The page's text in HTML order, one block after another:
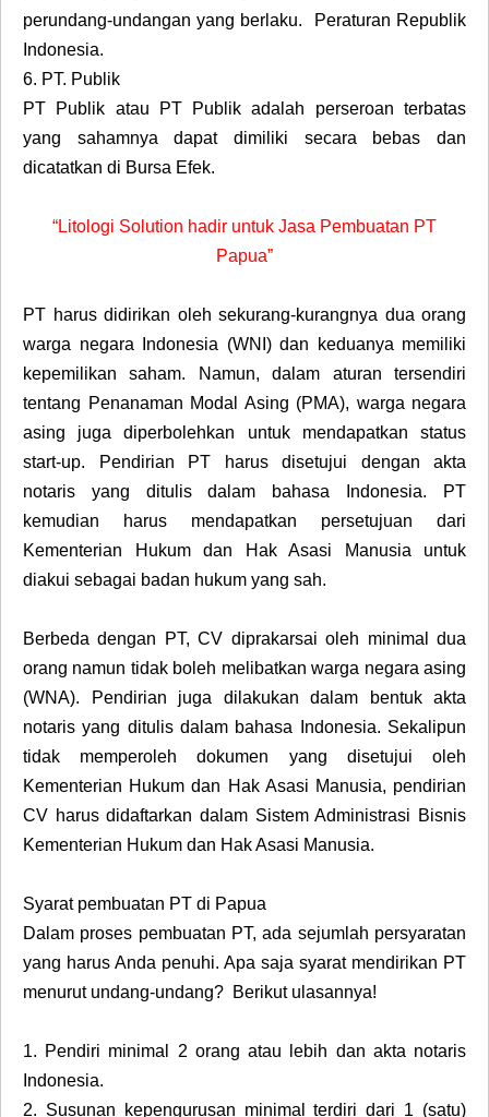
perundang-undangan yang berlaku. Peraturan Republik
Indonesia.
6. PT. Publik
PT Publik atau PT Publik adalah perseroan terbatas
yang sahamnya dapat dimiliki secara bebas dan
dicatatkan di Bursa Efek.
“Litologi Solution hadir untuk Jasa Pembuatan PT
Papua”
PT harus didirikan oleh sekurang-kurangnya dua orang
warga negara Indonesia (WNI) dan keduanya memiliki
kepemilikan saham. Namun, dalam aturan tersendiri
tentang Penanaman Modal Asing (PMA), warga negara
asing juga diperbolehkan untuk mendapatkan status
start-up. Pendirian PT harus disetujui dengan akta
notaris yang ditulis dalam bahasa Indonesia. PT
kemudian harus mendapatkan persetujuan dari
Kementerian Hukum dan Hak Asasi Manusia untuk
diakui sebagai badan hukum yang sah.
Berbeda dengan PT, CV diprakarsai oleh minimal dua
orang namun tidak boleh melibatkan warga negara asing
(WNA). Pendirian juga dilakukan dalam bentuk akta
notaris yang ditulis dalam bahasa Indonesia. Sekalipun
tidak memperoleh dokumen yang disetujui oleh
Kementerian Hukum dan Hak Asasi Manusia, pendirian
CV harus didaftarkan dalam Sistem Administrasi Bisnis
Kementerian Hukum dan Hak Asasi Manusia.
Syarat pembuatan PT di Papua
Dalam proses pembuatan PT, ada sejumlah persyaratan
yang harus Anda penuhi. Apa saja syarat mendirikan PT
menurut undang-undang? Berikut ulasannya!
1. Pendiri minimal 2 orang atau lebih dan akta notaris
Indonesia.
2. Susunan kepengurusan minimal terdiri dari 1 (satu)